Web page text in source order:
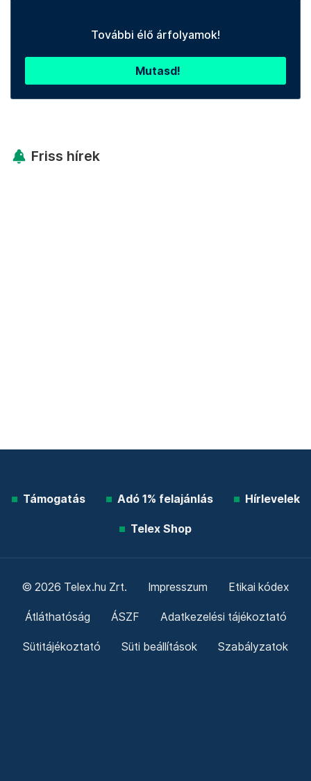
További élő árfolyamok!
Mutasd!
Friss hírek
Támogatás Adó 1% felajánlás Hírlevelek
Telex Shop
© 2026 Telex.hu Zrt. Impresszum Etikai kódex
Átláthatóság ÁSZF Adatkezelési tájékoztató
Sütitájékoztató Süti beállítások Szabályzatok